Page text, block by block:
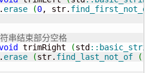
erase (0, str. find_first_not_of
串结束部分空格
trimRight (std :: basic_string
erase (str. find_last_not_of (